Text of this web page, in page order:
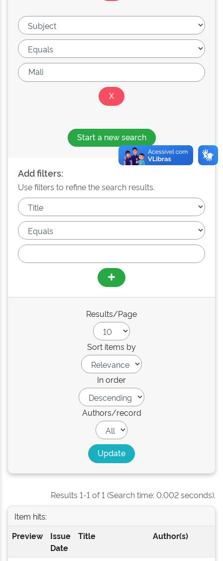
Start a new search
Add filters:
Use filters to refine the search results.
Results/Page
Sort items by
In order
Authors/record
Results 1-1 of 1 (Search time: 0.002 seconds).
Item hits:
Preview
Issue
Date
Title Author(s)